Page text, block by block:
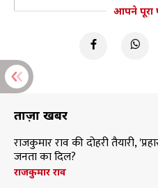
आपने पूरा
ताज़ा खबरें
राजकुमार राव की दोहरी तैयारी,
जनता का दिल?
राजकुमार राव